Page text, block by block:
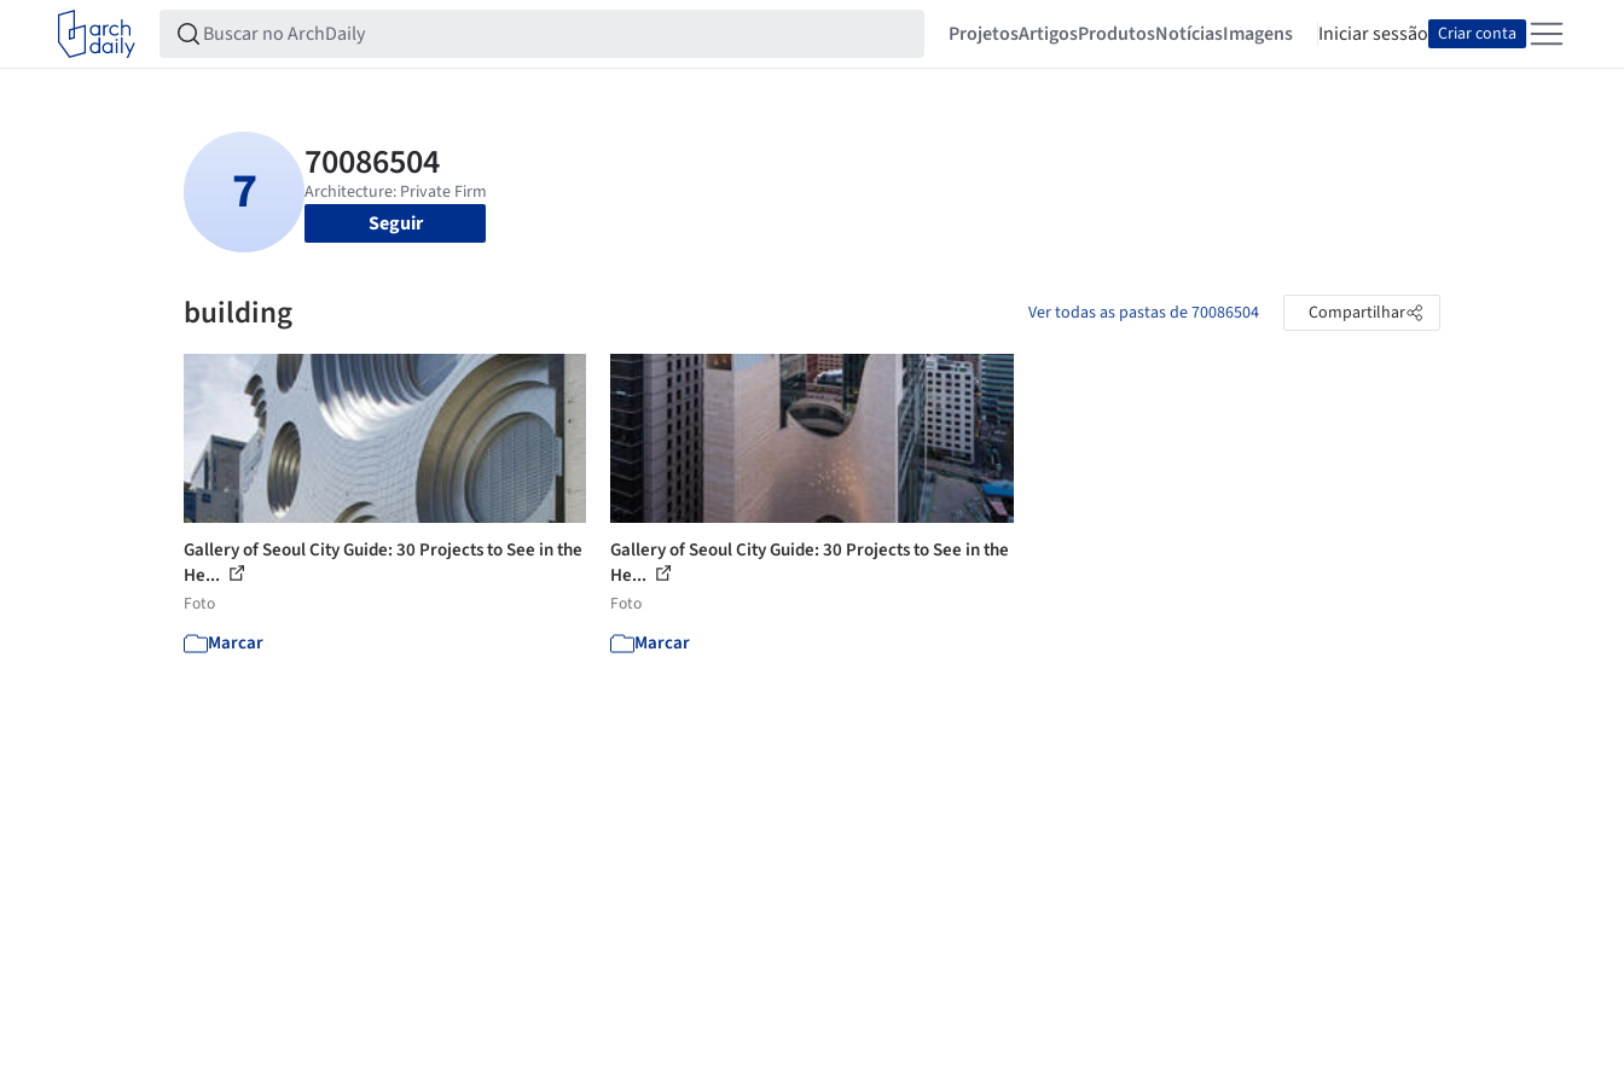
ProjetosArtigosProdutosNotíciasImagens Iniciar sessão Criar conta
Seguir
building Ver todas as pastas de 70086504 Compartilhar
Gallery of Seoul City Guide: 30 Projects to See in the
He...
Foto
Marcar
Gallery of Seoul City Guide: 30 Projects to See in the
He...
Foto
Marcar